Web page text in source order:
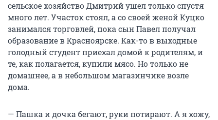
сельское хозяйство Дмитрий ушел только спустя
много лет. Участок стоял, а со своей женой Куцко
занимался торговлей, пока сын Павел получал
образование в Красноярске. Как-то в выходные
голодный студент приехал домой к родителям, и
те, как полагается, купили мясо. Но только не
домашнее, а в небольшом магазинчике возле
дома.
— Пашка и дочка бегают, руки потирают. А я хожу,